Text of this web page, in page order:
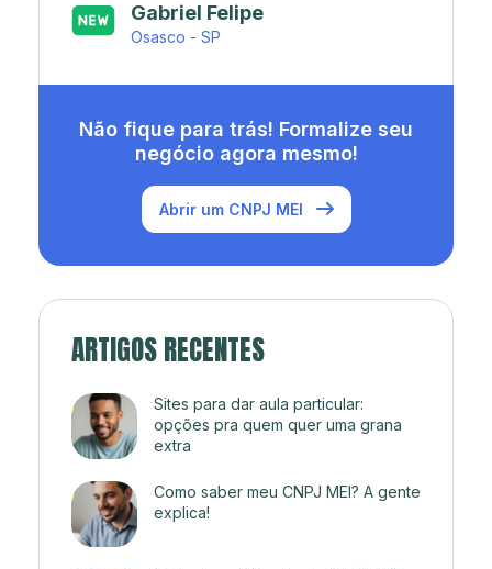
Japa’s açaí e sorveteria
Rio de Janeiro - RJ
Não fique para trás! Formalize seu
negócio agora mesmo!
Abrir um CNPJ MEI
ARTIGOS RECENTES
Sites para dar aula particular:
opções pra quem quer uma grana
extra
Como saber meu CNPJ MEI? A gente
explica!